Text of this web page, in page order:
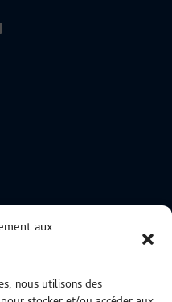
aux
nous utilisons des